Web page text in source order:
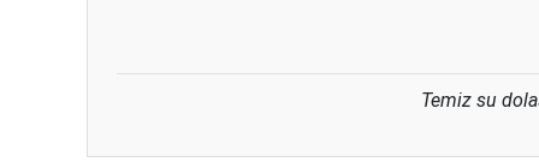
Temiz su